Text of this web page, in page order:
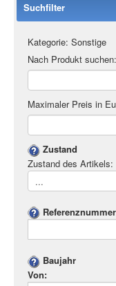
Suchfilter
Kategorie: Sonstige
Nach Produkt suchen:
Maximaler Preis in
Zustand
Zustand des Artikels:
Referenznummer
Baujahr
Von: